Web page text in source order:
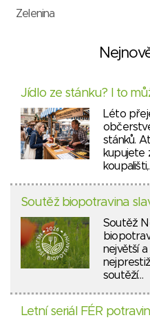
Zelenina
Jídlo ze stánku? I to
Léto
stánků.
kupujete
Soutěž biopotravina
Soutěž
největší a
soutěží…
Letní seriál FÉR